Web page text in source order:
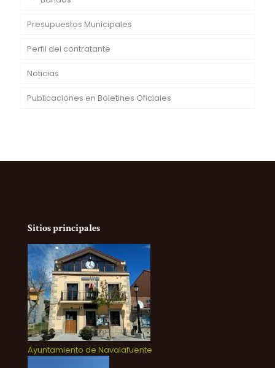
Presupuestos Municipales
Perfil del contratante
Noticias
Publicaciones en Boletines Oficiales
Sitios principales
Ayuntamiento de Navalafuente